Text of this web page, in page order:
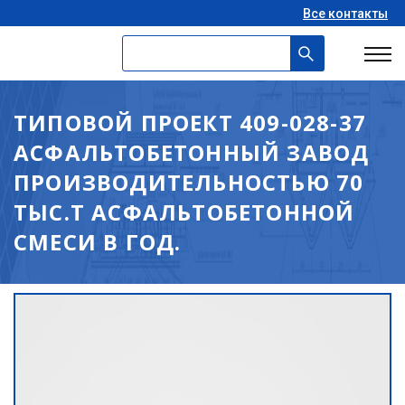
Все контакты
ТИПОВОЙ ПРОЕКТ 409-028-37
АСФАЛЬТОБЕТОННЫЙ ЗАВОД
ПРОИЗВОДИТЕЛЬНОСТЬЮ 70
ТЫС.Т АСФАЛЬТОБЕТОННОЙ
СМЕСИ В ГОД.